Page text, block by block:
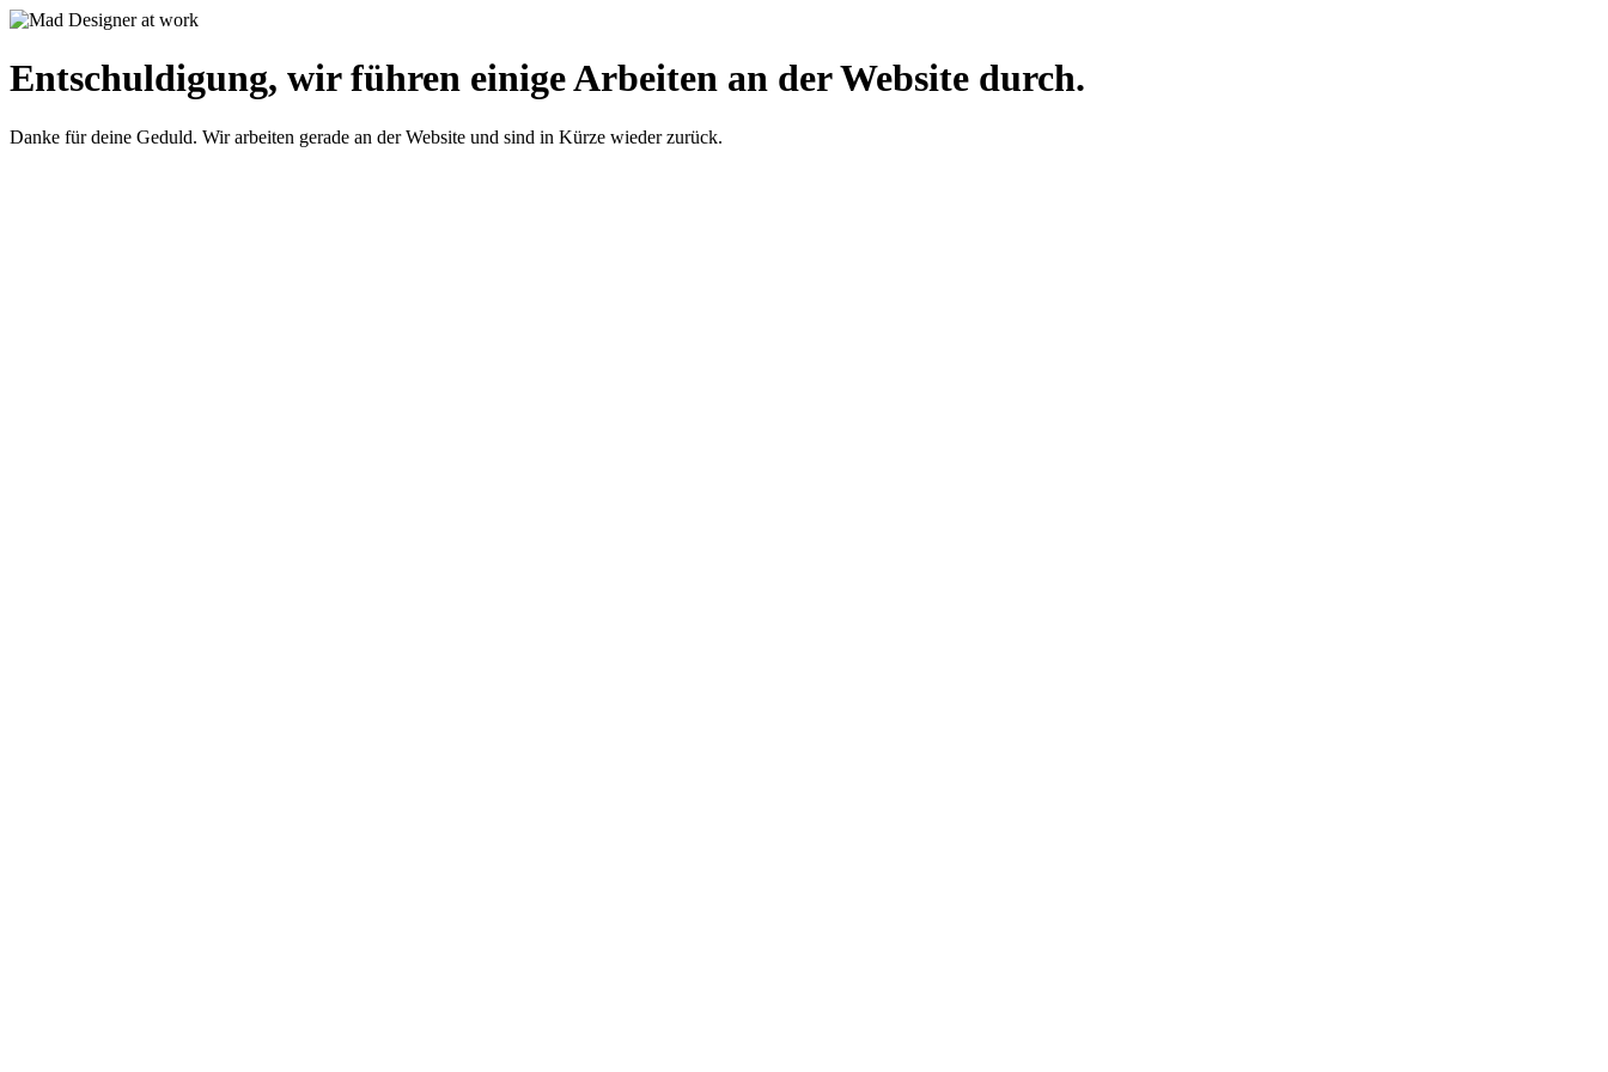
Entschuldigung, wir führen einige Arbeiten an der Website durch.
Danke für deine Geduld. Wir arbeiten gerade an der Website und sind in Kürze wieder zurück.